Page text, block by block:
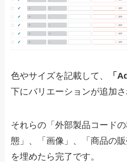
色やサイズを記載して、 「
下にバリエーションが追加さ
それらの「外部製品コード
態」、「画像」、「商品の
を埋めたら完了です。